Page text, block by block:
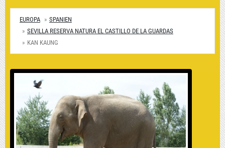
EUROPA
SPANIEN
SEVILLA RESERVA NATURA EL CASTILLO DE LA GUARDAS
KAN KAUNG